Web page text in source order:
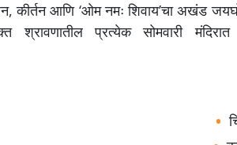
कीर्तन आणि ‘ओम नमः शिवाय’चा अखंड
श्रावणातील प्रत्येक सोमवारी मंदिरात